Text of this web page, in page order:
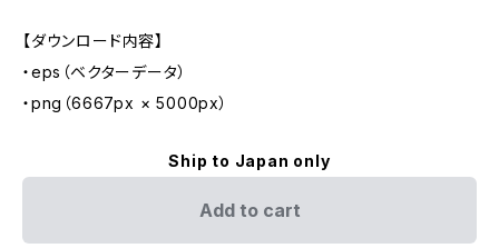
【ダウンロード内容】
・eps（ベクターデータ）
・png（6667px × 5000px）
Ship to Japan only
Add to cart